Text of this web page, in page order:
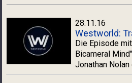
28.11.16
Westworld:
Die Episode
Bicameral
Jonathan